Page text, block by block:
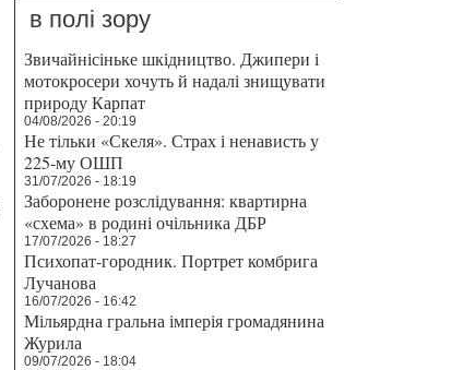
в полі зору
Звичайнісіньке шкідництво. Джипери і
мотокросери хочуть й надалі знищувати
природу Карпат
04/08/2026 - 20:19
Не тільки «Скеля». Страх і ненависть у
225-му ОШП
31/07/2026 - 18:19
Заборонене розслідування: квартирна
«схема» в родині очільника ДБР
17/07/2026 - 18:27
Психопат-городник. Портрет комбрига
Лучанова
16/07/2026 - 16:42
Мільярдна гральна імперія громадянина
Журила
09/07/2026 - 18:04